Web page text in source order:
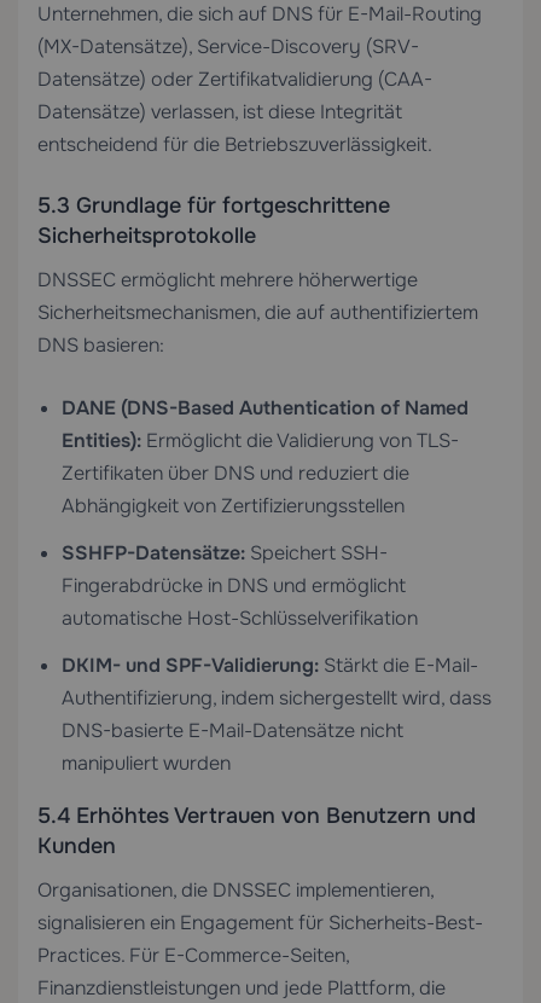
Unternehmen, die sich auf DNS für E-Mail-Routing
(MX-Datensätze), Service-Discovery (SRV-
Datensätze) oder Zertifikatvalidierung (CAA-
Datensätze) verlassen, ist diese Integrität
entscheidend für die Betriebszuverlässigkeit.
5.3 Grundlage für fortgeschrittene
Sicherheitsprotokolle
DNSSEC ermöglicht mehrere höherwertige
Sicherheitsmechanismen, die auf authentifiziertem
DNS basieren:
DANE (DNS-Based Authentication of Named
Entities): Ermöglicht die Validierung von TLS-
Zertifikaten über DNS und reduziert die
Abhängigkeit von Zertifizierungsstellen
SSHFP-Datensätze: Speichert SSH-
Fingerabdrücke in DNS und ermöglicht
automatische Host-Schlüsselverifikation
DKIM- und SPF-Validierung: Stärkt die E-Mail-
Authentifizierung, indem sichergestellt wird, dass
DNS-basierte E-Mail-Datensätze nicht
manipuliert wurden
5.4 Erhöhtes Vertrauen von Benutzern und
Kunden
Organisationen, die DNSSEC implementieren,
signalisieren ein Engagement für Sicherheits-Best-
Practices. Für E-Commerce-Seiten,
Finanzdienstleistungen und jede Plattform, die